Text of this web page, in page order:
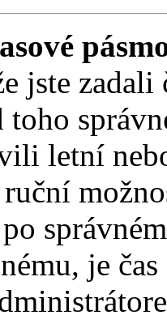
jste zadali
toho
letní
je